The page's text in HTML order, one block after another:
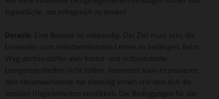
Jugendliche, um erfolgreich zu lernen?
Derecik: Eine Balance ist notwendig. Das Ziel muss sein, die
Lernenden zum selbstbestimmten Lernen zu befähigen. Beim
Weg dorthin dürfen aber fremd- und mitbestimmte
Lerngelegenheiten nicht fehlen. Ansonsten kann es passieren,
dass Heranwachsende nur einseitig lernen und dass sich die
sozialen Ungleichheiten verstärken. Die Bedingungen für das